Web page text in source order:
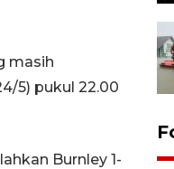
masih
5) pukul 22.00
Burnley 1-